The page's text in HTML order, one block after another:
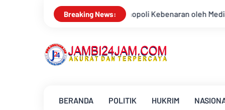
Breaking News:
Kebenaran oleh Media dan Aktivis Kemarau
BERANDA POLITIK HUKRIM